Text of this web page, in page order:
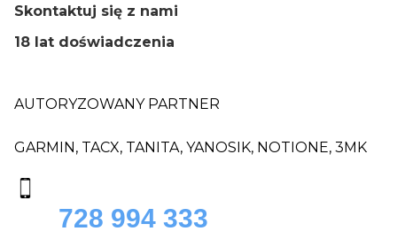
Skontaktuj się z nami
18 lat doświadczenia
AUTORYZOWANY PARTNER
GARMIN, TACX, TANITA, YANOSIK, NOTIONE, 3MK
728 994 333